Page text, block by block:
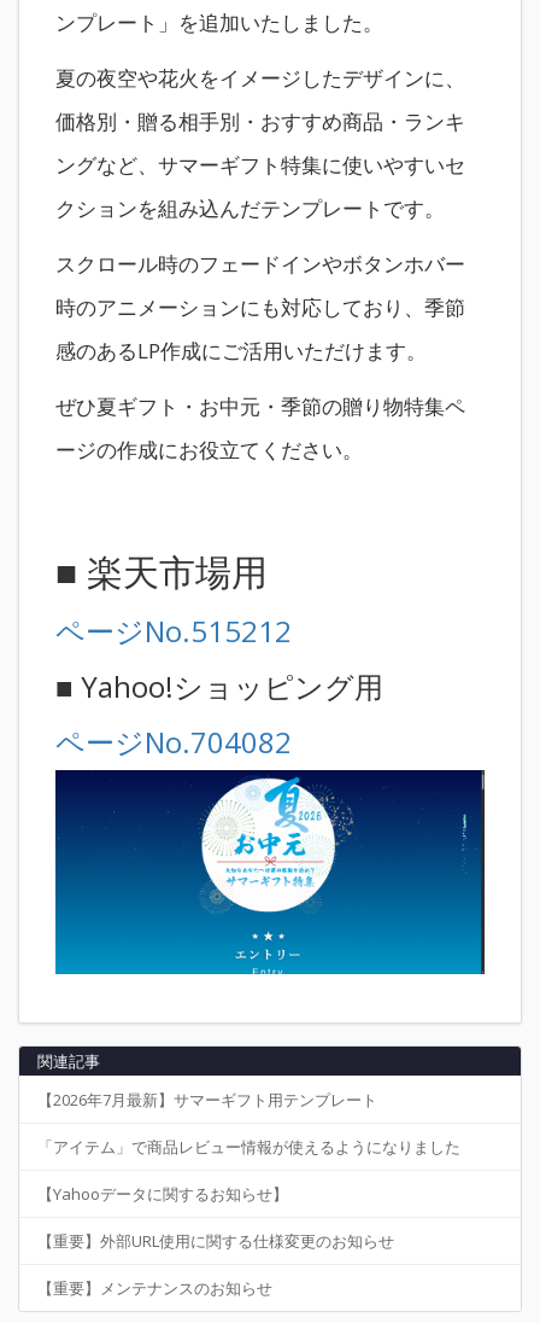
ンプレート」を追加いたしました。
夏の夜空や花火をイメージしたデザインに、
価格別・贈る相手別・おすすめ商品・ランキ
ングなど、サマーギフト特集に使いやすいセ
クションを組み込んだテンプレートです。
スクロール時のフェードインやボタンホバー
時のアニメーションにも対応しており、季節
感のあるLP作成にご活用いただけます。
ぜひ夏ギフト・お中元・季節の贈り物特集ペ
ージの作成にお役立てください。
■ 楽天市場用
ページNo.515212
■ Yahoo!ショッピング用
ページNo.704082
関連記事
【2026年7月最新】サマーギフト用テンプレート
「アイテム」で商品レビュー情報が使えるようになりました
【Yahooデータに関するお知らせ】
【重要】外部URL使用に関する仕様変更のお知らせ
【重要】メンテナンスのお知らせ